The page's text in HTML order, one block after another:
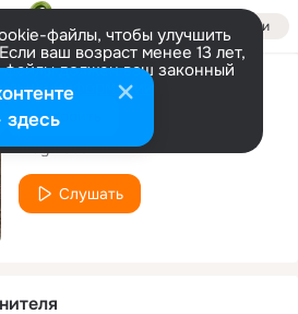
Войти
файлы, чтобы улучшить
ваш возраст менее 13 лет,
файлы должен ваш законный
информации
Настроить
Lonely Nights
Maywood
Слушать